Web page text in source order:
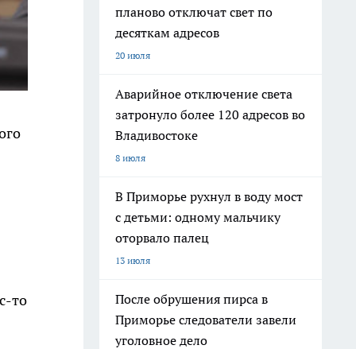
то
планово отключат свет по
десяткам адресов
20 июля
Аварийное отключение света
затронуло более 120 адресов во
Владивостоке
8 июля
В Приморье рухнул в воду мост
с детьми: одному мальчику
оторвало палец
13 июля
После обрушения пирса в
Приморье следователи завели
уголовное дело